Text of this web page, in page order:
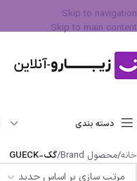
Skip to navigation
Skip to main content
دسته بندی
خانه/محصول Brand /گک-GUECK